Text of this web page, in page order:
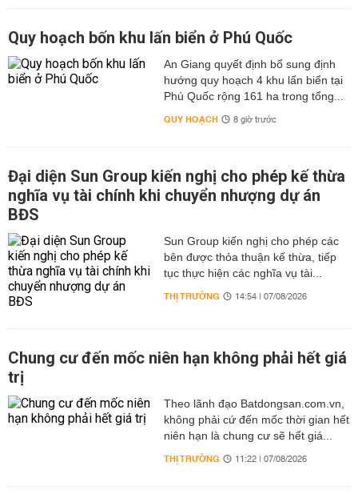
Quy hoạch bốn khu lấn biển ở Phú Quốc
An Giang quyết định bổ sung định
hướng quy hoạch 4 khu lấn biển tại
Phú Quốc rộng 161 ha trong tổng...
QUY HOẠCH 8 giờ trước
Đại diện Sun Group kiến nghị cho phép kế thừa
nghĩa vụ tài chính khi chuyển nhượng dự án
BĐS
Sun Group kiến nghị cho phép các
bên được thỏa thuận kế thừa, tiếp
tục thực hiện các nghĩa vụ tài...
THỊ TRƯỜNG 14:54 | 07/08/2026
Chung cư đến mốc niên hạn không phải hết giá
trị
Theo lãnh đạo Batdongsan.com.vn,
không phải cứ đến mốc thời gian hết
niên hạn là chung cư sẽ hết giá...
THỊ TRƯỜNG 11:22 | 07/08/2026